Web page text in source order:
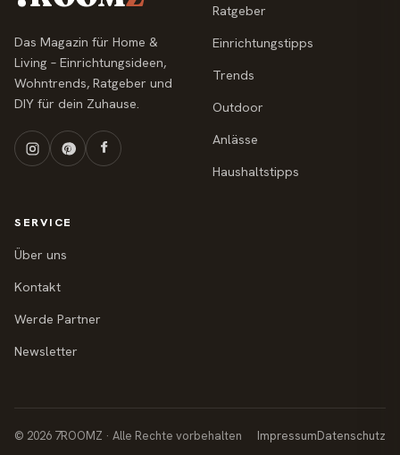
Das Magazin für Home &
Living – Einrichtungsideen,
Wohntrends, Ratgeber und
DIY für dein Zuhause.
Ratgeber
Einrichtungstipps
Trends
Outdoor
Anlässe
Haushaltstipps
SERVICE
Über uns
Kontakt
Werde Partner
Newsletter
© 2026 7ROOMZ · Alle Rechte vorbehalten ImpressumDatenschutz